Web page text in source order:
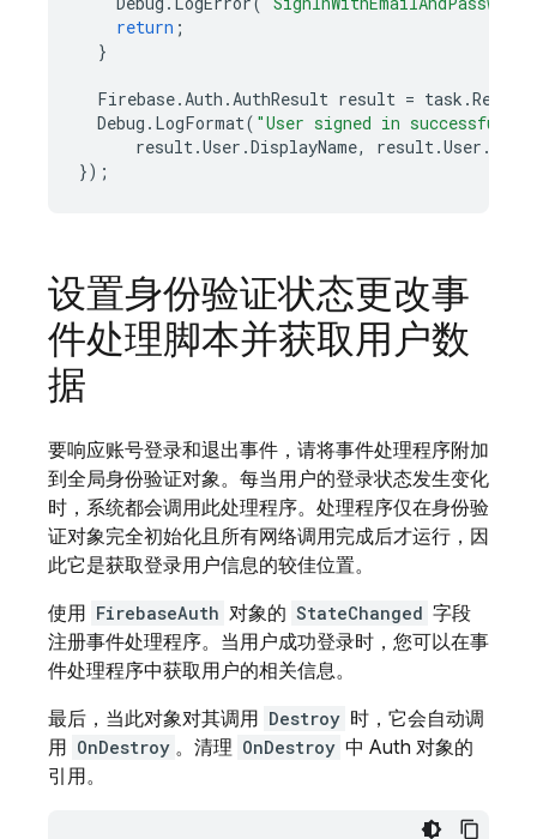
return ;
}
Firebase.Auth .AuthResult result = task .Result
Debug . LogFormat( "User signed in
result.User .DisplayName, result.User .
});
设置身份验证状态更改事
件处理脚本并获取用户数
据
要响应账号登录和退出事件，请将事件处理程序附加
到全局身份验证对象。每当用户的登录状态发生变化
时，系统都会调用此处理程序。处理程序仅在身份验
证对象完全初始化且所有网络调用完成后才运行，因
此它是获取登录用户信息的较佳位置。
使用 FirebaseAuth 对象的 StateChanged 字段
注册事件处理程序。当用户成功登录时，您可以在事
件处理程序中获取用户的相关信息。
最后，当此对象对其调用 Destroy 时，它会自动调
用 OnDestroy 。清理 OnDestroy 中 Auth 对象的
引用。